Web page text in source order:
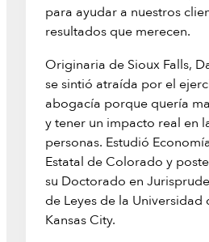
para ayudar a nuestros
resultados que merecen.
Originaria de Sioux Falls,
se sintió atraída por el
abogacía porque quería
y tener un impacto real en
personas. Estudió
Estatal de Colorado y
su Doctorado en
de Leyes de la Universidad
Kansas City.